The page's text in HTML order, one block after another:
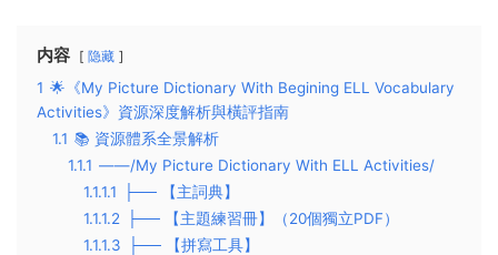
内容 隐藏
1 🌟《My Picture Dictionary With Begining ELL Vocabulary
Activities》資源深度解析與橫評指南
1.1 📚 ​​資源體系全景解析​​
1.1.1 ——/My Picture Dictionary With ELL Activities/
1.1.1.1
├── 【主詞典】
1.1.1.2
├── 【主題練習冊】（20個獨立PDF）
1.1.1.3
├── 【拼寫工具】